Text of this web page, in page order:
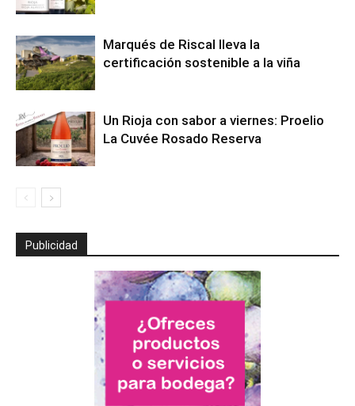
Marqués de Riscal lleva la
certificación sostenible a la viña
Un Rioja con sabor a viernes: Proelio
La Cuvée Rosado Reserva
Publicidad